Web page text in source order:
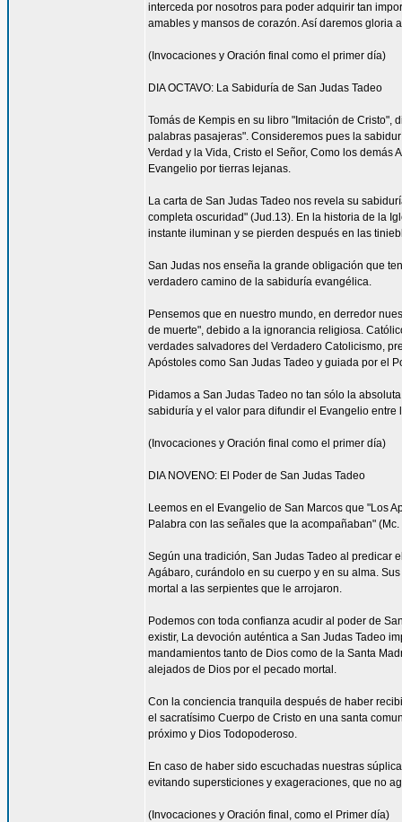
interceda por nosotros para poder adquirir tan
amables y mansos de corazón. Así daremos gloria
(Invocaciones y Oración final como el primer día)
DIA OCTAVO: La Sabiduría de San Judas Tadeo
Tomás de Kempis en su libro "Imitación de Cristo",
palabras pasajeras". Consideremos pues la
Verdad y la Vida, Cristo el Señor, Como los
Evangelio por tierras lejanas.
La carta de San Judas Tadeo nos revela su
completa oscuridad" (Jud.13). En la historia de la
instante iluminan y se pierden después en las
San Judas nos enseña la grande obligación que
verdadero camino de la sabiduría evangélica.
Pensemos que en nuestro mundo, en derredor
de muerte", debido a la ignorancia religiosa.
verdades salvadores del Verdadero Catolicismo,
Apóstoles como San Judas Tadeo y guiada por el
Pidamos a San Judas Tadeo no tan sólo la
sabiduría y el valor para difundir el Evangelio entre
(Invocaciones y Oración final como el primer día)
DIA NOVENO: El Poder de San Judas Tadeo
Leemos en el Evangelio de San Marcos que "Los
Palabra con las señales que la acompañaban" (Mc.
Según una tradición, San Judas Tadeo al predicar
Agábaro, curándolo en su cuerpo y en su alma.
mortal a las serpientes que le arrojaron.
Podemos con toda confianza acudir al poder de
existir, La devoción auténtica a San Judas Tadeo
mandamientos tanto de Dios como de la Santa
alejados de Dios por el pecado mortal.
Con la conciencia tranquila después de haber
el sacratísimo Cuerpo de Cristo en una santa
próximo y Dios Todopoderoso.
En caso de haber sido escuchadas nuestras
evitando supersticiones y exageraciones, que no
(Invocaciones y Oración final, como el Primer día)